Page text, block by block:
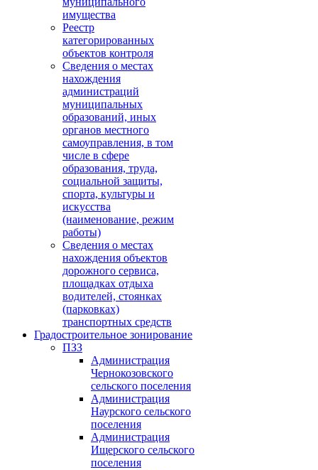
имущества
Реестр
категорированных
объектов контроля
Сведения о местах
нахождения
администраций
муниципальных
образований, иных
органов местного
самоуправления, в том
числе в сфере
образования, труда,
социальной защиты,
спорта, культуры и
искусства
(наименование, режим
работы)
Сведения о местах
нахождения объектов
дорожного сервиса,
площадках отдыха
водителей, стоянках
(парковках)
транспортных средств
Градостроительное зонирование
ПЗЗ
Администрация
Чернокозовского
сельского поселения
Администрация
Наурского сельского
поселения
Администрация
Ищерского сельского
поселения